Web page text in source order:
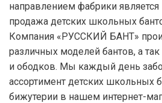
направлением фабрики
продажа детских школьных
Компания «РУССКИЙ БАНТ»
различных моделей бантов, а
и ободков. Мы каждый день
ассортимент детских школьных
бижутерии в нашем интернет-